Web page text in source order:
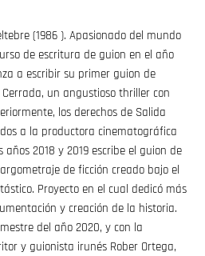
(1986 ). Apasionado del mundo
de escritura de guion en el año
a escribir su primer guion de
un angustioso thriller con
los derechos de Salida
a la productora cinematográfica
años 2018 y 2019 escribe el guion de
de ficción creado bajo el
Proyecto en el cual dedicó más
y creación de la historia.
del año 2020, y con la
y guionista irunés Rober Ortega,